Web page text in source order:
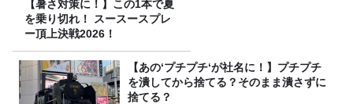
【暑さ対策に！】この1本で夏
を乗り切れ！ スースースプレ
ー頂上決戦2026！
【あの‘プチプチ‘が社名に！】プチプチ
を潰してから捨てる？そのまま潰さずに
捨てる？